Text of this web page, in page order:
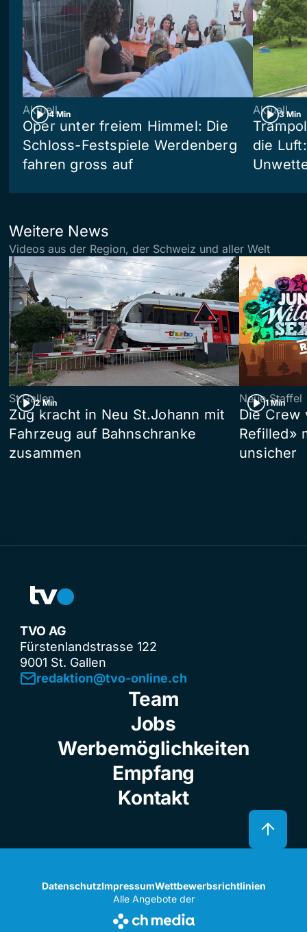
4 Min
Aktuell
Oper unter freiem Himmel: Die
Schloss-Festspiele Werdenberg
fahren gross auf
3 Min
Aktuell
die
Weitere News
Videos aus der Region, der Schweiz und aller Welt
2 Min
St.Gallen
Zug kracht in Neu St.Johann mit
Fahrzeug auf Bahnschranke
zusammen
1 Min
Neue Staffel
Die Crew
Refilled»
unsicher
TVO AG
Fürstenlandstrasse 122
9001 St. Gallen
redaktion@tvo-online.ch
Team
Jobs
Werbemöglichkeiten
Empfang
Kontakt
DatenschutzImpressumWettbewerbsrichtlinien
Alle Angebote der